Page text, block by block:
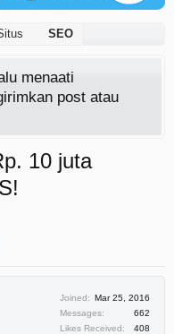
SEO
menaati
post atau
10 juta
Joined: Mar 25, 2016
Messages:
662
Likes Received:
408